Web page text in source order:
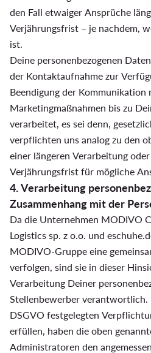
den Fall etwaiger Ansprüche
Verjährungsfrist – je nachdem,
ist.
Deine personenbezogenen
der Kontaktaufnahme zur
Beendigung der Kommunikation
Marketingmaßnahmen bis zu
verarbeitet, es sei denn,
verpflichten uns analog zu den
einer längeren Verarbeitung
Verjährungsfrist für mögliche
4. Verarbeitung
Zusammenhang mit der
Da die Unternehmen MODIVO
Logistics sp. z o.o. und
MODIVO-Gruppe eine
verfolgen, sind sie in dieser
Verarbeitung Deiner
Stellenbewerber
DSGVO festgelegten
erfüllen, haben die oben
Administratoren den